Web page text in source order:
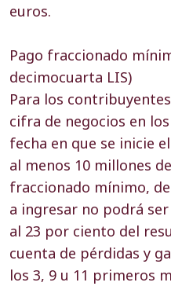
euros.
Pago fraccionado
decimocuarta LIS)
Para los
cifra de negocios en
fecha en que se inicie
al menos 10 millones
fraccionado mínimo,
a ingresar no podrá
al 23 por ciento del
cuenta de pérdidas y
los 3, 9 u 11 primeros